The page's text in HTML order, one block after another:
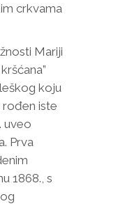
crkvama
Mariji
koju
rođen iste
uveo
Prva
1868., s